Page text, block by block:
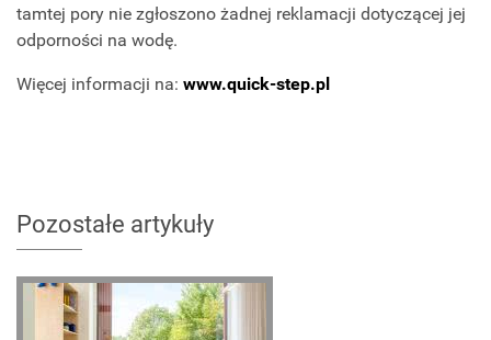
tamtej pory nie zgłoszono żadnej reklamacji dotyczącej jej
odporności na wodę.
Więcej informacji na: www.quick-step.pl
Pozostałe artykuły